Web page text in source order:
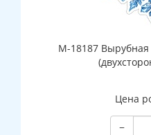
М-18187
Цена
−